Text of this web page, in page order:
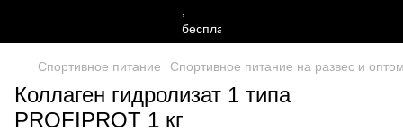
Спортивное питание Спортивное питание на развес и
Коллаген гидролизат 1 типа
PROFIPROT 1 кг